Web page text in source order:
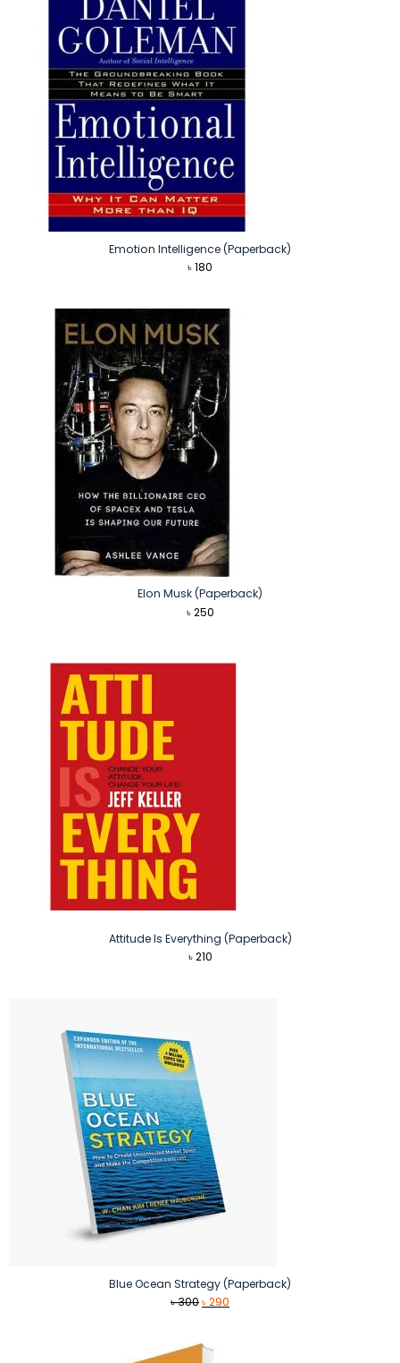
Emotion Intelligence (Paperback)
৳180
Elon Musk (Paperback)
৳250
Attitude Is Everything (Paperback)
৳210
Blue Ocean Strategy (Paperback)
৳300Original
৳ 300.
৳290